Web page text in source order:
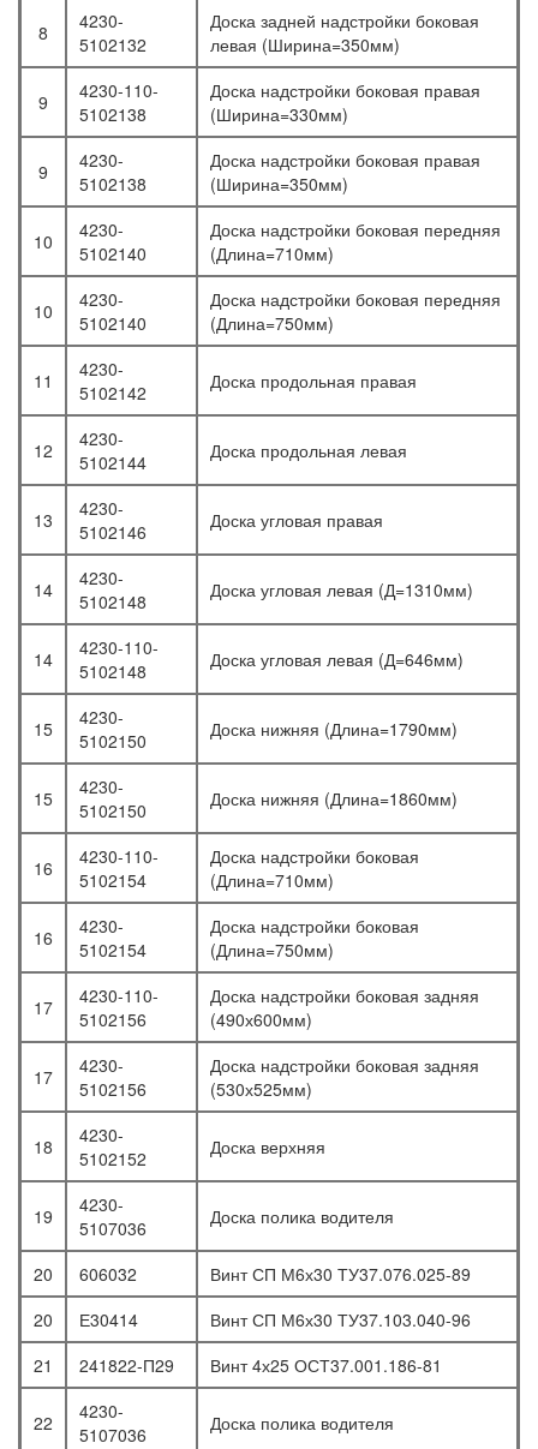
8
4230-
5102132
Доска задней надстройки боковая
левая (Ширина=350мм)
9
4230-110-
5102138
Доска надстройки боковая правая
(Ширина=330мм)
9
4230-
5102138
Доска надстройки боковая правая
(Ширина=350мм)
10
4230-
5102140
Доска надстройки боковая передняя
(Длина=710мм)
10
4230-
5102140
Доска надстройки боковая передняя
(Длина=750мм)
11
4230-
5102142
Доска продольная правая
12
4230-
5102144
Доска продольная левая
13
4230-
5102146
Доска угловая правая
14
4230-
5102148
Доска угловая левая (Д=1310мм)
14
4230-110-
5102148
Доска угловая левая (Д=646мм)
15
4230-
5102150
Доска нижняя (Длина=1790мм)
15
4230-
5102150
Доска нижняя (Длина=1860мм)
16
4230-110-
5102154
Доска надстройки боковая
(Длина=710мм)
16
4230-
5102154
Доска надстройки боковая
(Длина=750мм)
17
4230-110-
5102156
Доска надстройки боковая задняя
(490х600мм)
17
4230-
5102156
Доска надстройки боковая задняя
(530х525мм)
18
4230-
5102152
Доска верхняя
19
4230-
5107036
Доска полика водителя
20 606032
Винт СП М6х30 ТУ37.076.025-89
20
Е30414
Винт СП М6х30 ТУ37.103.040-96
21
241822-П29 Винт 4х25 ОСТ37.001.186-81
22
4230-
5107036
Доска полика водителя